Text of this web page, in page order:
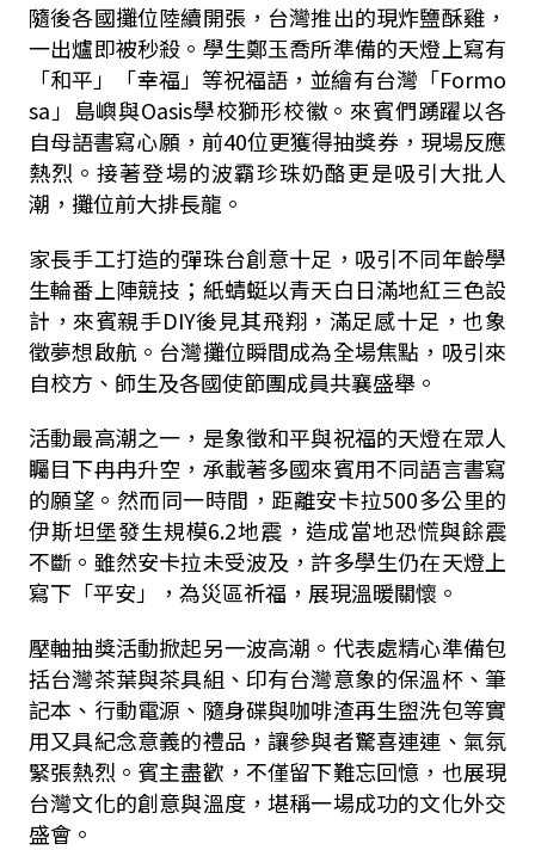
隨後各國攤位陸續開張，台灣推出的現炸鹽酥雞，
一出爐即被秒殺。學生鄭玉喬所準備的天燈上寫有
「和平」「幸福」等祝福語，並繪有台灣「Formo
sa」島嶼與Oasis學校獅形校徽。來賓們踴躍以各
自母語書寫心願，前40位更獲得抽獎券，現場反應
熱烈。接著登場的波霸珍珠奶酪更是吸引大批人
潮，攤位前大排長龍。
家長手工打造的彈珠台創意十足，吸引不同年齡學
生輪番上陣競技；紙蜻蜓以青天白日滿地紅三色設
計，來賓親手DIY後見其飛翔，滿足感十足，也象
徵夢想啟航。台灣攤位瞬間成為全場焦點，吸引來
自校方、師生及各國使節團成員共襄盛舉。
活動最高潮之一，是象徵和平與祝福的天燈在眾人
矚目下冉冉升空，承載著多國來賓用不同語言書寫
的願望。然而同一時間，距離安卡拉500多公里的
伊斯坦堡發生規模6.2地震，造成當地恐慌與餘震
不斷。雖然安卡拉未受波及，許多學生仍在天燈上
寫下「平安」，為災區祈福，展現溫暖關懷。
壓軸抽獎活動掀起另一波高潮。代表處精心準備包
括台灣茶葉與茶具組、印有台灣意象的保溫杯、筆
記本、行動電源、隨身碟與咖啡渣再生盥洗包等實
用又具紀念意義的禮品，讓參與者驚喜連連、氣氛
緊張熱烈。賓主盡歡，不僅留下難忘回憶，也展現
台灣文化的創意與溫度，堪稱一場成功的文化外交
盛會。